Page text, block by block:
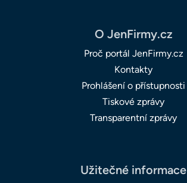
O JenFirmy.cz
Proč portál JenFirmy.cz
Kontakty
Prohlášení o přístupnosti
Tiskové zprávy
Transparentní zprávy
Užitečné informace